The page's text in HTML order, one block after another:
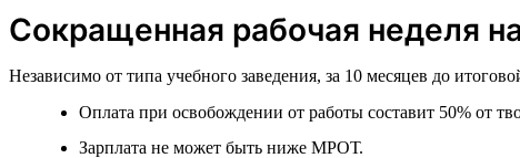
Сокращенная рабочая неделя
Независимо от типа учебного заведения, за 10 месяцев до
Оплата при освобождении от работы составит 50% от
Зарплата не может быть ниже МРОТ.